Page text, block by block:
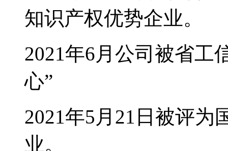
知识产权优势企业。
2021年6月公司被省工
心”
2021年5月21日被评为
业。